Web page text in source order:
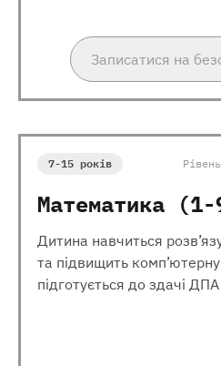
Записатися на
7-15 років
Математика
Дитина навчиться
та підвищить комп’ютерну
підготується до здачі